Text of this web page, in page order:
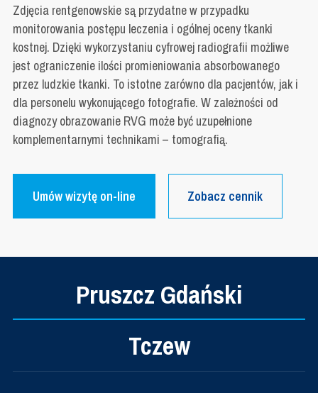
Zdjęcia rentgenowskie są przydatne w przypadku
monitorowania postępu leczenia i ogólnej oceny tkanki
kostnej. Dzięki wykorzystaniu cyfrowej radiografii możliwe
jest ograniczenie ilości promieniowania absorbowanego
przez ludzkie tkanki. To istotne zarówno dla pacjentów, jak i
dla personelu wykonującego fotografie. W zależności od
diagnozy obrazowanie RVG może być uzupełnione
komplementarnymi technikami – tomografią.
Umów wizytę on-line Zobacz cennik
Pruszcz Gdański
Tczew